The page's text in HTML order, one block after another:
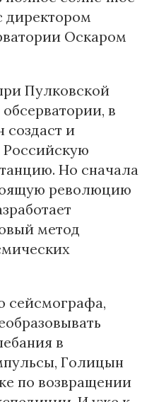
директором
Оскаром
Пулковской
в
создаст и
Российскую
Но сначала
революцию
метод
сейсмографа,
в
Голицын
по возвращении